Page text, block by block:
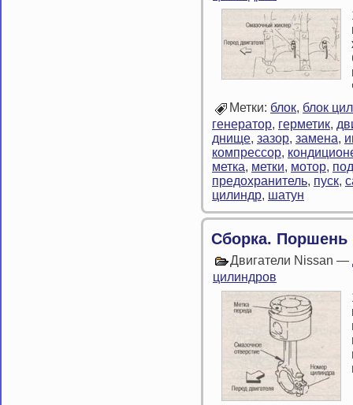
Метки: блок, блок
генератор, герметик,
днище, зазор, замена,
компрессор,
метка, метки, мотор,
предохранитель, пуск,
цилиндр, шатун
Сборка. Поршень
Двигатели Nissan —
цилиндров